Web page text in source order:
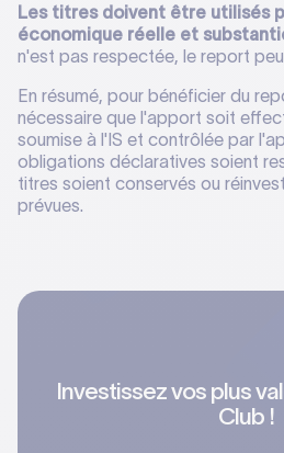
Les titres doivent être utilisés
économique réelle et
n'est pas respectée, le report
En résumé, pour bénéficier du
nécessaire que l'apport soit
soumise à l'IS et contrôlée par
obligations déclaratives soient
titres soient conservés ou
prévues.
Investissez vos plus
Club !